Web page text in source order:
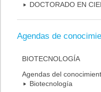
DOCTORADO EN
Agendas de
BIOTECNOLOGÍA
Agendas del
Biotecnología